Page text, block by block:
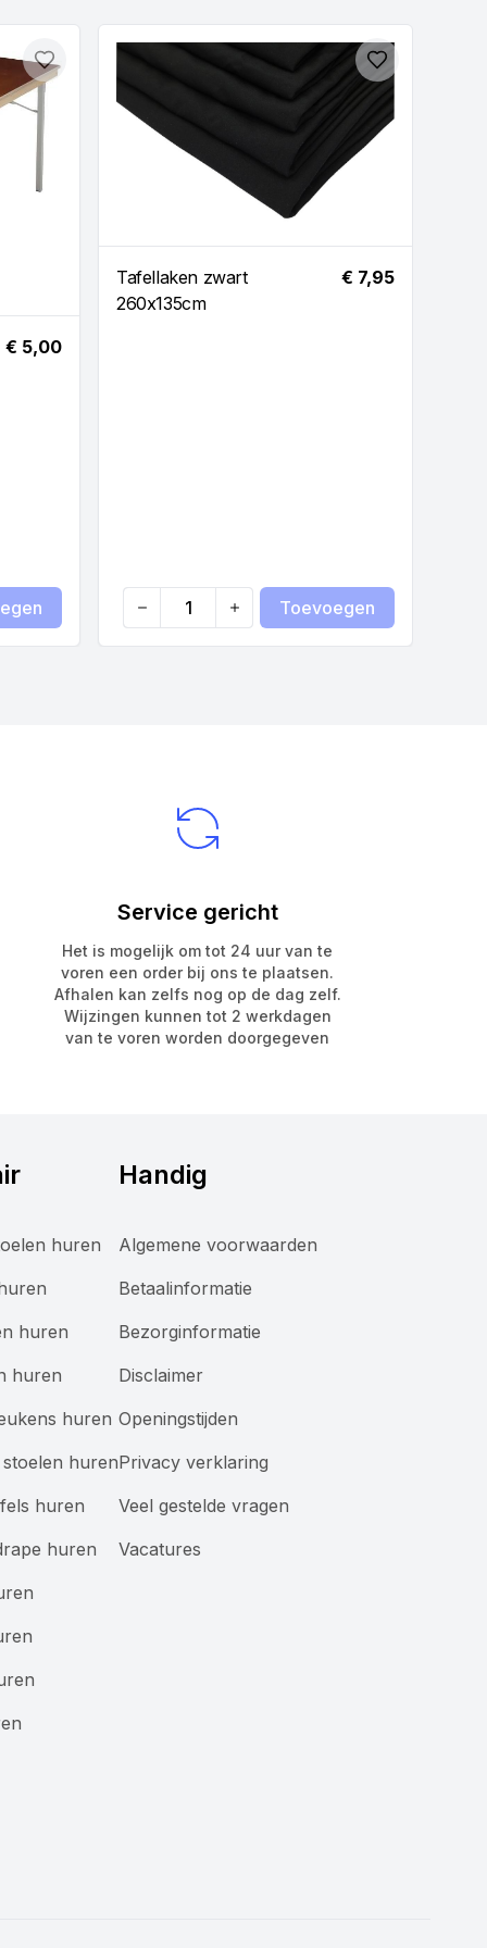
€ 5,00
Toevoegen
Tafellaken zwart
260x135cm
€ 7,95
Toevoegen
Quantity
Toevoegen
Service gericht
Het is mogelijk om tot 24 uur van te
voren een order bij ons te plaatsen.
Afhalen kan zelfs nog op de dag zelf.
Wijzingen kunnen tot 2 werkdagen
van te voren worden doorgegeven
huren
huren
huren
huren
huren
huren
huren
Handig
Algemene voorwaarden
Betaalinformatie
Bezorginformatie
Disclaimer
Openingstijden
Privacy verklaring
Veel gestelde vragen
Vacatures